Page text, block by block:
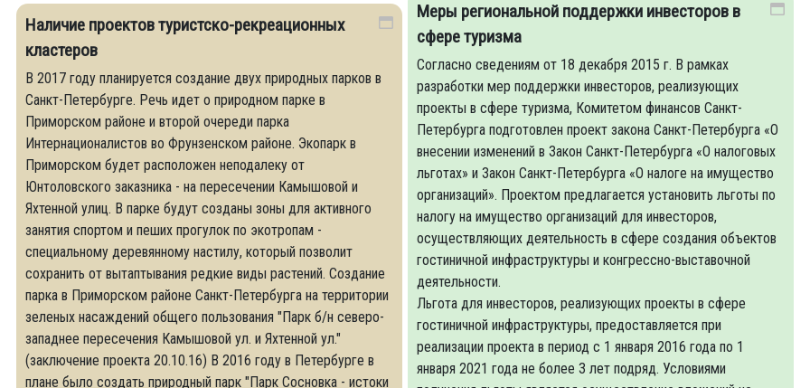
Меры региональной поддержки инвесторов в
сфере туризма
Согласно сведениям от 18 декабря 2015 г. В рамках
разработки мер поддержки инвесторов, реализующих
проекты в сфере туризма, Комитетом финансов Санкт-
Петербурга подготовлен проект закона Санкт-Петербурга «О
внесении изменений в Закон Санкт-Петербурга «О налоговых
льготах» и Закон Санкт-Петербурга «О налоге на имущество
организаций». Проектом предлагается установить льготы по
налогу на имущество организаций для инвесторов,
осуществляющих деятельность в сфере создания объектов
гостиничной инфраструктуры и конгрессно-выставочной
деятельности.
Льгота для инвесторов, реализующих проекты в сфере
гостиничной инфраструктуры, предоставляется при
реализации проекта в период с 1 января 2016 года по 1
января 2021 года не более 3 лет подряд. Условиями
Наличие проектов туристско-рекреационных
кластеров
В 2017 году планируется создание двух природных парков в
Санкт-Петербурге. Речь идет о природном парке в
Приморском районе и второй очереди парка
Интернационалистов во Фрунзенском районе. Экопарк в
Приморском будет расположен неподалеку от
Юнтоловского заказника - на пересечении Камышовой и
Яхтенной улиц. В парке будут созданы зоны для активного
занятия спортом и пеших прогулок по экотропам -
специальному деревянному настилу, который позволит
сохранить от вытаптывания редкие виды растений. Создание
парка в Приморском районе Санкт-Петербурга на территории
зеленых насаждений общего пользования "Парк б/н северо-
западнее пересечения Камышовой ул. и Яхтенной ул."
(заключение проекта 20.10.16) В 2016 году в Петербурге в
плане было создать природный парк "Парк Сосновка - истоки